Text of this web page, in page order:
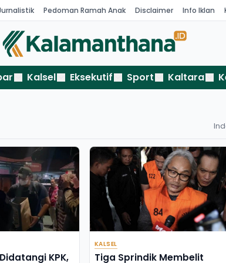
Pedoman Ramah Anak Disclaimer Info Iklan
Kalsel Eksekutif Sport Kaltara
KPK,
KALSEL
Tiga Sprindik Membelit